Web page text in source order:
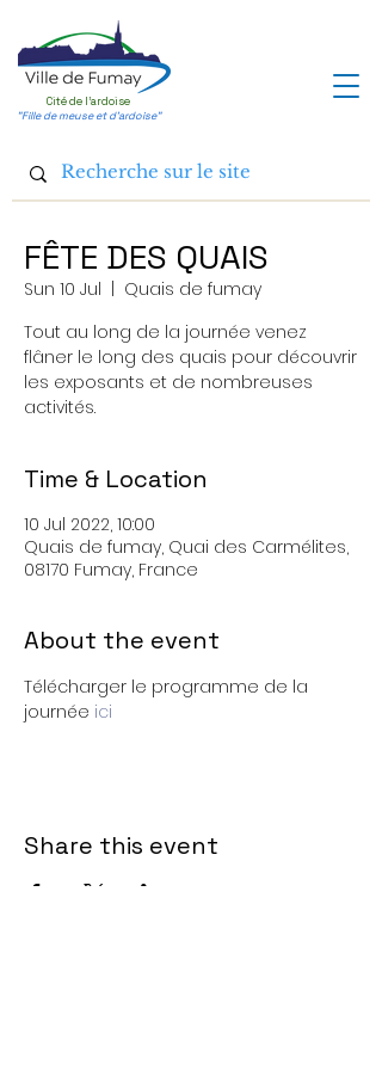
Cité de l'ardoise
"Fille de meuse et d'ardoise"
FÊTE DES QUAIS
Sun 10 Jul
Quais de fumay
Tout au long de la journée venez
flâner le long des quais pour découvrir
les exposants et de nombreuses
activités.
Time & Location
10 Jul 2022, 10:00
Quais de fumay, Quai des Carmélites,
08170 Fumay, France
About the event
Télécharger le programme de la
journée ici
Share this event